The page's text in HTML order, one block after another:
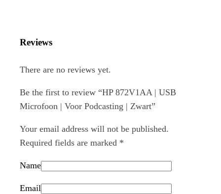
Reviews
There are no reviews yet.
Be the first to review “HP 872V1AA | USB
Microfoon | Voor Podcasting | Zwart”
Your email address will not be published.
Required fields are marked *
Name
Email